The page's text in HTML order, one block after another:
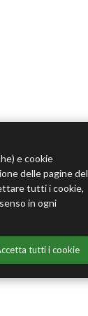
e cookie
delle pagine del
tutti i cookie,
in ogni
tutti i cookie